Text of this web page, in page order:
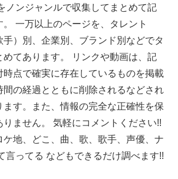
ノンジャンルで収集してまとめて記
一万以上のページを、タレント
手）別、企業別、ブランド別などでタ
めてあります。 リンクや動画は、記
時点で確実に存在しているものを掲載
間の経過とともに削除されるなどされ
ます。また、情報の完全な正確性を保
ません。 気軽にコメントください!!
ケ地、どこ、曲、歌、歌手、声優、ナ
言ってる などもできるだけ調べます!!